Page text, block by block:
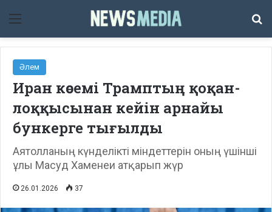
Мәзір
Әлем
Иран көсемі Трамптың қоқан-
лоққысынан кейін арнайы
бункерге тығылды
Аятолланың күнделікті міндеттерін оның үшінші
ұлы Масуд Хаменеи атқарып жүр
26.01.2026 37